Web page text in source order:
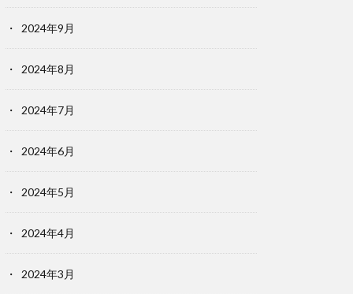
2024年9月
2024年8月
2024年7月
2024年6月
2024年5月
2024年4月
2024年3月